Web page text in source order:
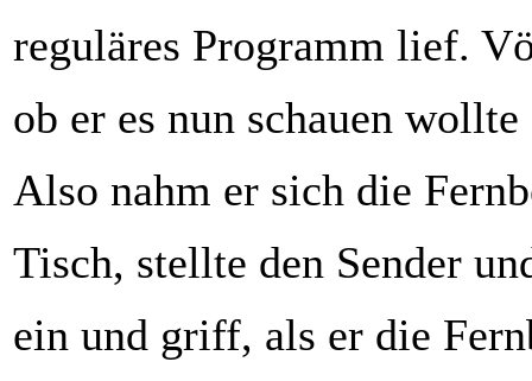
reguläres Programm lief.
ob er es nun schauen
Also nahm er sich die
Tisch, stellte den Sender
ein und griff, als er die